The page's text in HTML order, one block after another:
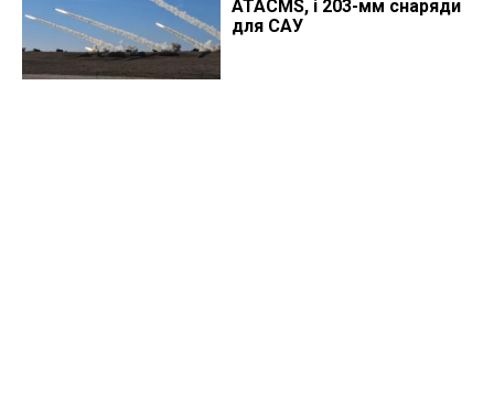
ATACMS, і 203-мм снаряди
для САУ